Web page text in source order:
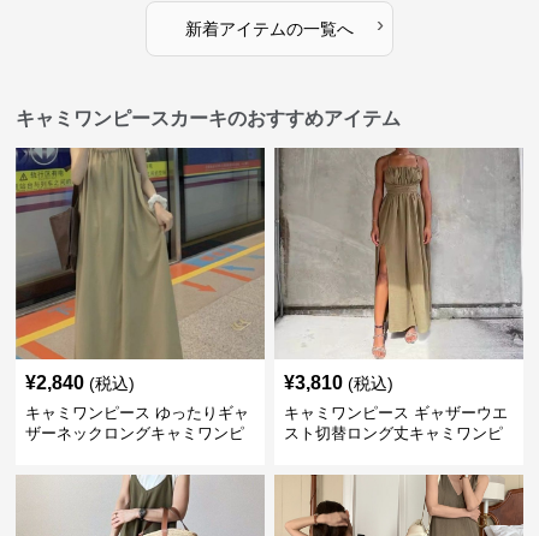
新着アイテムの一覧へ ›
キャミワンピースカーキのおすすめアイテム
¥2,840 (税込)
キャミワンピース ゆったりギャ
ザーネックロングキャミワンピ
¥3,810 (税込)
キャミワンピース ギャザーウエ
スト切替ロング丈キャミワンピ